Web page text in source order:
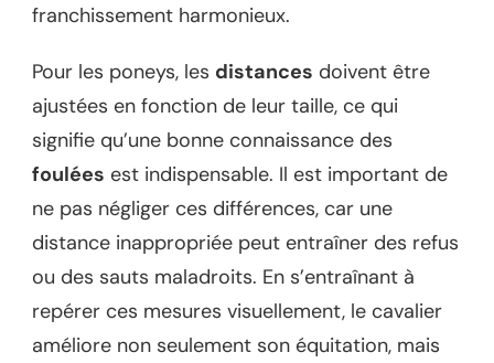
franchissement harmonieux.
Pour les poneys, les distances doivent être
ajustées en fonction de leur taille, ce qui
signifie qu’une bonne connaissance des
foulées est indispensable. Il est important de
ne pas négliger ces différences, car une
distance inappropriée peut entraîner des refus
ou des sauts maladroits. En s’entraînant à
repérer ces mesures visuellement, le cavalier
améliore non seulement son équitation, mais